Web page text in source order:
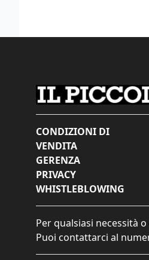
CONDIZIONI DI
VENDITA
GERENZA
PRIVACY
WHISTLEBLOWING
Per qualsiasi necessità
Puoi contattarci al